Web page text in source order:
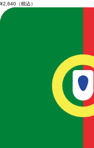
¥2,640（税込）